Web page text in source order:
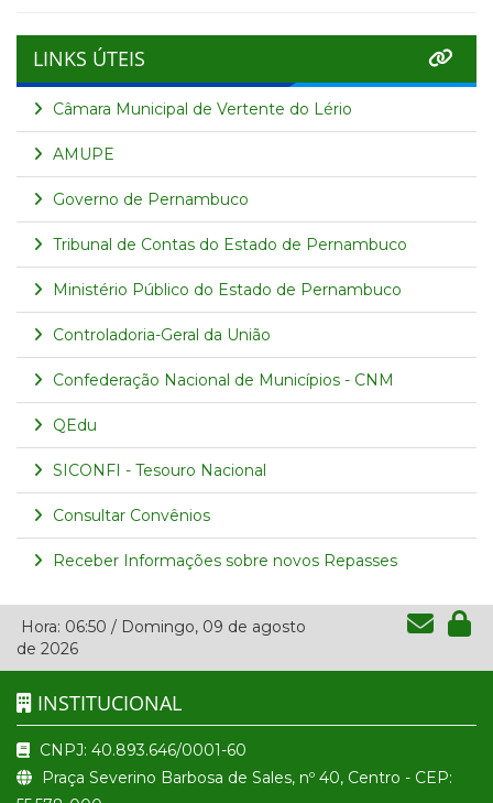
LINKS ÚTEIS
Câmara Municipal de Vertente do Lério
AMUPE
Governo de Pernambuco
Tribunal de Contas do Estado de Pernambuco
Ministério Público do Estado de Pernambuco
Controladoria-Geral da União
Confederação Nacional de Municípios - CNM
QEdu
SICONFI - Tesouro Nacional
Consultar Convênios
Receber Informações sobre novos Repasses
Hora: 06:50 / Domingo, 09 de agosto
de 2026
INSTITUCIONAL
CNPJ: 40.893.646/0001-60
Praça Severino Barbosa de Sales, nº 40, Centro - CEP: